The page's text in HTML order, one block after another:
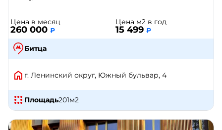
Цена в месяц
260 000 ₽
Цена м2 в год
15 499 ₽
Битца
г. Ленинский округ, Южный бульвар, 4
Площадь201м2